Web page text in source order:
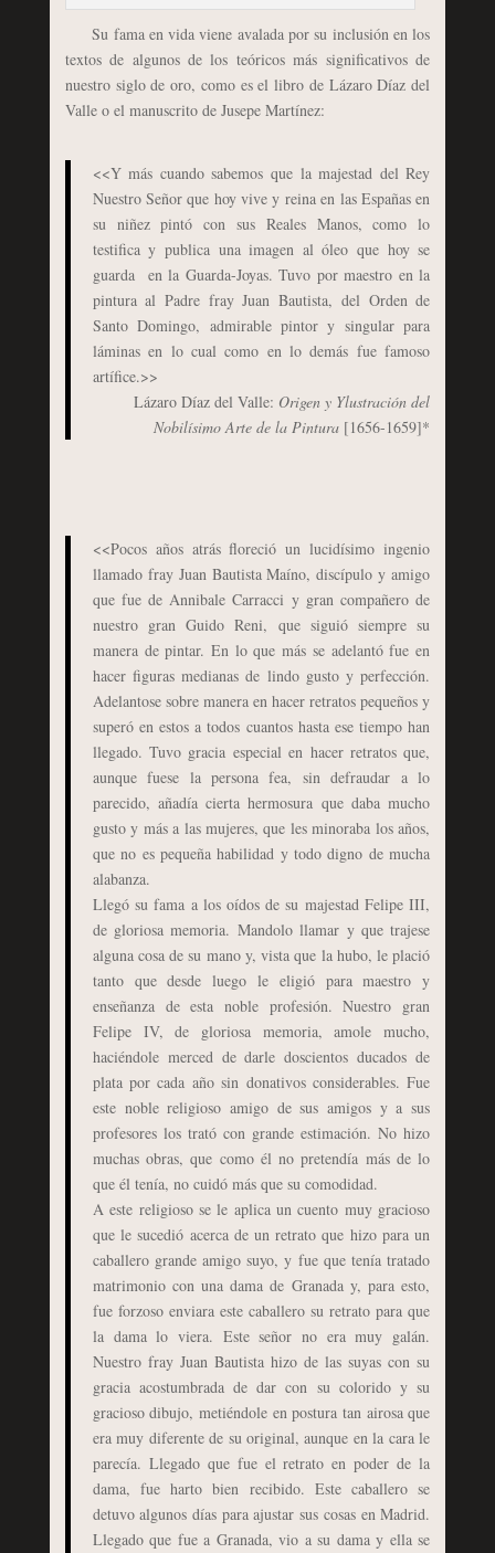
Su fama en vida viene avalada por su inclusión en los
textos de algunos de los teóricos más significativos de
nuestro siglo de oro, como es el libro de Lázaro Díaz del
Valle o el manuscrito de Jusepe Martínez:
<<Y más cuando sabemos que la majestad del Rey
Nuestro Señor que hoy vive y reina en las Españas en
su niñez pintó con sus Reales Manos, como lo
testifica y publica una imagen al óleo que hoy se
guarda en la Guarda-Joyas. Tuvo por maestro en la
pintura al Padre fray Juan Bautista, del Orden de
Santo Domingo, admirable pintor y singular para
láminas en lo cual como en lo demás fue famoso
artífice.>>
Lázaro Díaz del Valle: Origen y Ylustración del
Nobilísimo Arte de la Pintura [1656-1659]*
<<Pocos años atrás floreció un lucidísimo ingenio
llamado fray Juan Bautista Maíno, discípulo y amigo
que fue de Annibale Carracci y gran compañero de
nuestro gran Guido Reni, que siguió siempre su
manera de pintar. En lo que más se adelantó fue en
hacer figuras medianas de lindo gusto y perfección.
Adelantose sobre manera en hacer retratos pequeños y
superó en estos a todos cuantos hasta ese tiempo han
llegado. Tuvo gracia especial en hacer retratos que,
aunque fuese la persona fea, sin defraudar a lo
parecido, añadía cierta hermosura que daba mucho
gusto y más a las mujeres, que les minoraba los años,
que no es pequeña habilidad y todo digno de mucha
alabanza.
Llegó su fama a los oídos de su majestad Felipe III,
de gloriosa memoria. Mandolo llamar y que trajese
alguna cosa de su mano y, vista que la hubo, le plació
tanto que desde luego le eligió para maestro y
enseñanza de esta noble profesión. Nuestro gran
Felipe IV, de gloriosa memoria, amole mucho,
haciéndole merced de darle doscientos ducados de
plata por cada año sin donativos considerables. Fue
este noble religioso amigo de sus amigos y a sus
profesores los trató con grande estimación. No hizo
muchas obras, que como él no pretendía más de lo
que él tenía, no cuidó más que su comodidad.
A este religioso se le aplica un cuento muy gracioso
que le sucedió acerca de un retrato que hizo para un
caballero grande amigo suyo, y fue que tenía tratado
matrimonio con una dama de Granada y, para esto,
fue forzoso enviara este caballero su retrato para que
la dama lo viera. Este señor no era muy galán.
Nuestro fray Juan Bautista hizo de las suyas con su
gracia acostumbrada de dar con su colorido y su
gracioso dibujo, metiéndole en postura tan airosa que
era muy diferente de su original, aunque en la cara le
parecía. Llegado que fue el retrato en poder de la
dama, fue harto bien recibido. Este caballero se
detuvo algunos días para ajustar sus cosas en Madrid.
Llegado que fue a Granada, vio a su dama y ella se